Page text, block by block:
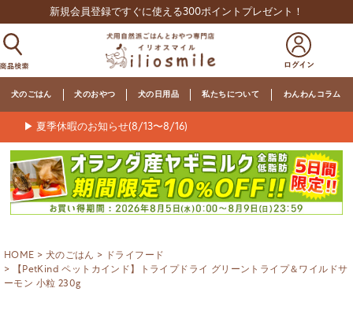
新規会員登録ですぐに使える300ポイントプレゼント！
犬のごはん 犬のおやつ 犬の日用品 私たちについて わんわんコラム
▶ 夏季休暇のお知らせ(8/13〜8/16)
HOME 犬のごはん
ドライフード
【PetKind ペットカインド】トライプドライ グリーントライプ＆ワイルドサ
ーモン 小粒 230g